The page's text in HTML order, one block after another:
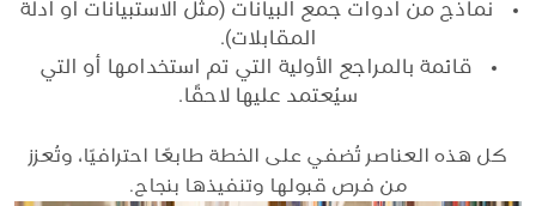
نماذج من أدوات جمع البيانات (مثل الاستبيانات أو أدلة
المقابلات).
قائمة بالمراجع الأولية التي تم استخدامها أو التي
سيُعتمد عليها لاحقًا.
كل هذه العناصر تُضفي على الخطة طابعًا احترافيًا، وتُعزز
من فرص قبولها وتنفيذها بنجاح.